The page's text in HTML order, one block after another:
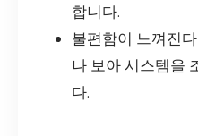
합니다.
불편함이 느껴진
나 보아 시스템을
다.